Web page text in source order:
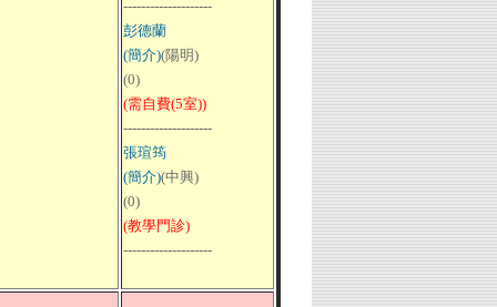
--------------------
彭德蘭
(簡介)(陽明)
(0)
(需自費(5室))
--------------------
張瑄筠
(簡介)(中興)
(0)
(教學門診)
--------------------